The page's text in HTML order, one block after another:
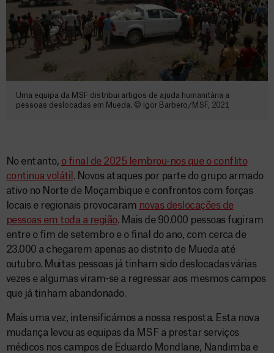
Uma equipa da MSF distribui artigos de ajuda humanitária a
pessoas deslocadas em Mueda. © Igor Barbero/MSF, 2021
No entanto, o final de 2025 lembrou-nos que o conflito
continua volátil . Novos ataques por parte do grupo armado
ativo no Norte de Moçambique e confrontos com forças
locais e regionais provocaram novas deslocações de
pessoas em toda a região. Mais de 90.000 pessoas fugiram
entre o fim de setembro e o final do ano, com cerca de
23.000 a chegarem apenas ao distrito de Mueda até
outubro. Muitas pessoas já tinham sido deslocadas várias
vezes e algumas viram-se a regressar aos mesmos campos
que já tinham abandonado.
Mais uma vez, intensificámos a nossa resposta. Esta nova
mudança levou as equipas da MSF a prestar serviços
médicos nos campos de Eduardo Mondlane, Nandimba e